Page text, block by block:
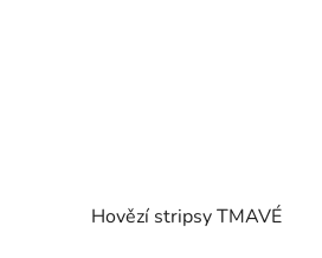
Hovězí stripsy TMAVÉ